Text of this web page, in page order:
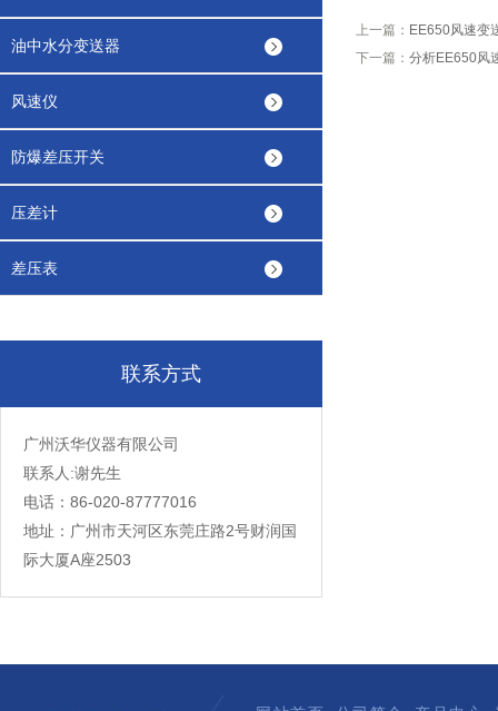
油中水分变送器
风速仪
防爆差压开关
压差计
差压表
联系方式
广州沃华仪器有限公司
联系人:谢先生
电话：86-020-87777016
地址：广州市天河区东莞庄路2号财润国
际大厦A座2503
上一篇： EE650风速变
下一篇： 分析EE650风